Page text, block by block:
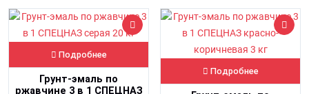
Подробнее
Грунт-эмаль по
ржавчине 3 в 1 СПЕЦНАЗ
Подробнее